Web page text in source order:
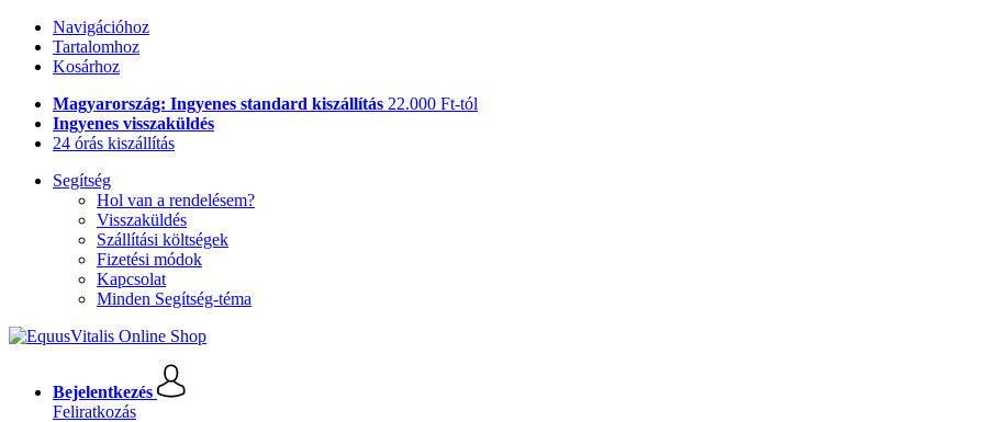
Navigációhoz
Tartalomhoz
Kosárhoz
Magyarország: Ingyenes standard kiszállítás 22.000 Ft-tól
Ingyenes visszaküldés
24 órás kiszállítás
Segítség
Hol van a rendelésem?
Visszaküldés
Szállítási költségek
Fizetési módok
Kapcsolat
Minden Segítség-téma
Bejelentkezés
Feliratkozás